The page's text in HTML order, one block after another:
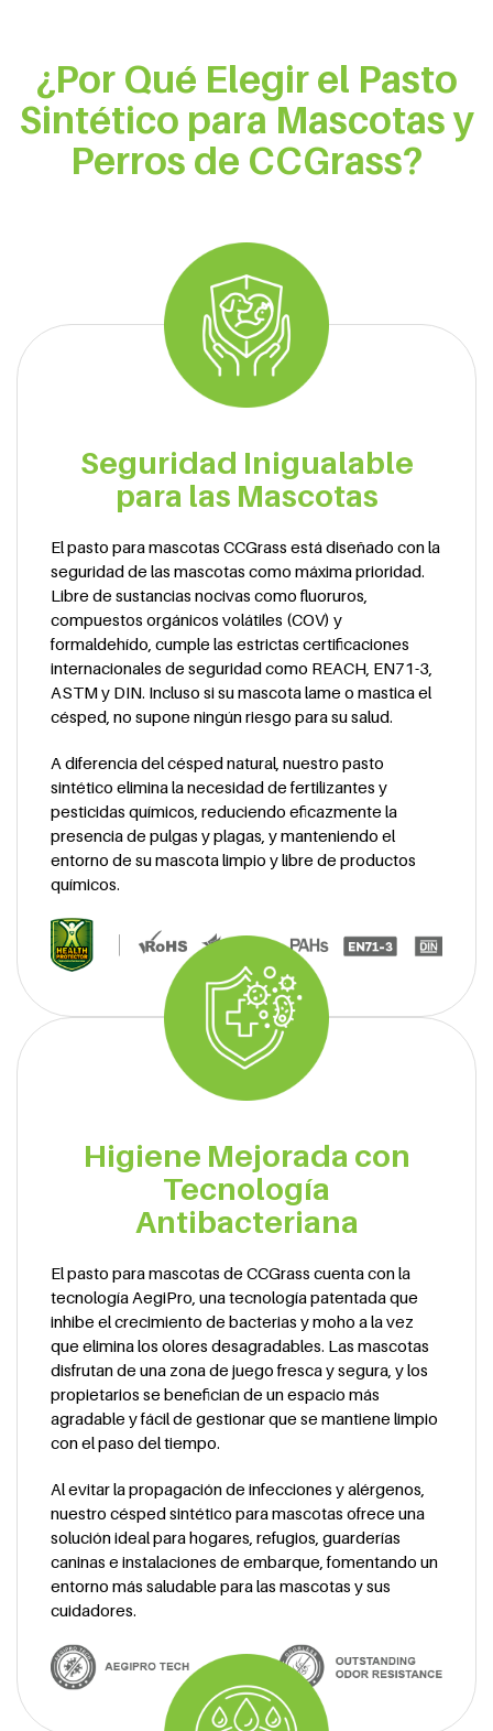
¿Por Qué Elegir el Pasto
Sintético para Mascotas y
Perros de CCGrass?
Seguridad Inigualable
para las Mascotas
El pasto para mascotas CCGrass está diseñado con la
seguridad de las mascotas como máxima prioridad.
Libre de sustancias nocivas como fluoruros,
compuestos orgánicos volátiles (COV) y
formaldehído, cumple las estrictas certificaciones
internacionales de seguridad como REACH, EN71-3,
ASTM y DIN. Incluso si su mascota lame o mastica el
césped, no supone ningún riesgo para su salud.
A diferencia del césped natural, nuestro pasto
sintético elimina la necesidad de fertilizantes y
pesticidas químicos, reduciendo eficazmente la
presencia de pulgas y plagas, y manteniendo el
entorno de su mascota limpio y libre de productos
químicos.
Higiene Mejorada con
Tecnología
Antibacteriana
El pasto para mascotas de CCGrass cuenta con la
tecnología AegiPro, una tecnología patentada que
inhibe el crecimiento de bacterias y moho a la vez
que elimina los olores desagradables. Las mascotas
disfrutan de una zona de juego fresca y segura, y los
propietarios se benefician de un espacio más
agradable y fácil de gestionar que se mantiene limpio
con el paso del tiempo.
Al evitar la propagación de infecciones y alérgenos,
nuestro césped sintético para mascotas ofrece una
solución ideal para hogares, refugios, guarderías
caninas e instalaciones de embarque, fomentando un
entorno más saludable para las mascotas y sus
cuidadores.